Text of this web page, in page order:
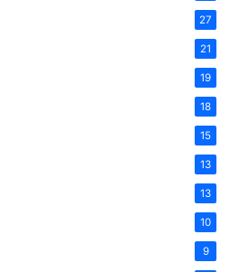
27
21
19
18
15
13
13
10
9